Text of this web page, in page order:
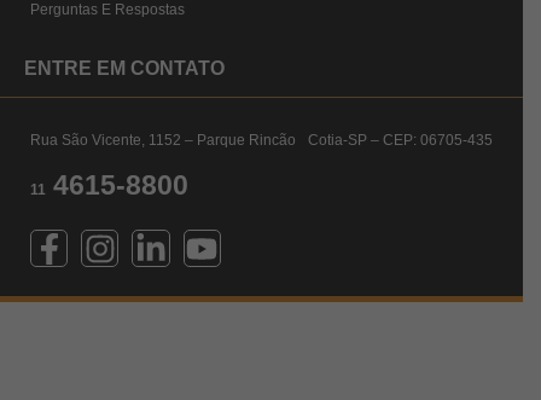
Perguntas E Respostas
ENTRE EM CONTATO
Rua São Vicente, 1152 – Parque Rincão Cotia-SP – CEP: 06705-435
11 4615-8800